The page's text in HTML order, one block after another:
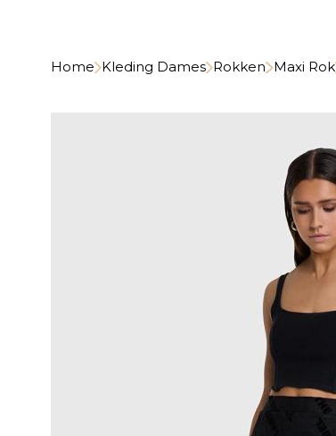
Home Kleding Dames Rokken Maxi Rok